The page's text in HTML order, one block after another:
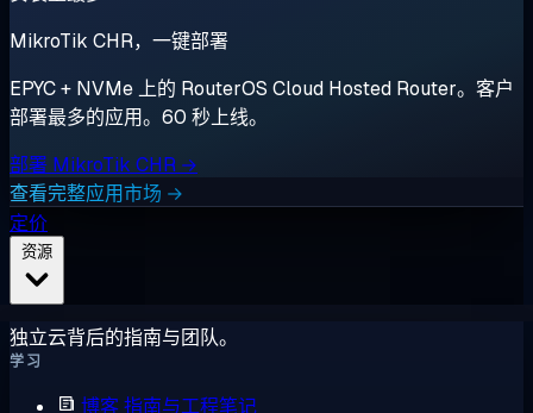
MikroTik CHR，一键部署
EPYC + NVMe 上的 RouterOS Cloud Hosted Router。客户
部署最多的应用。60 秒上线。
部署 MikroTik CHR →
查看完整应用市场 →
定价
独立云背后的指南与团队。
学习
博客指南与工程笔记